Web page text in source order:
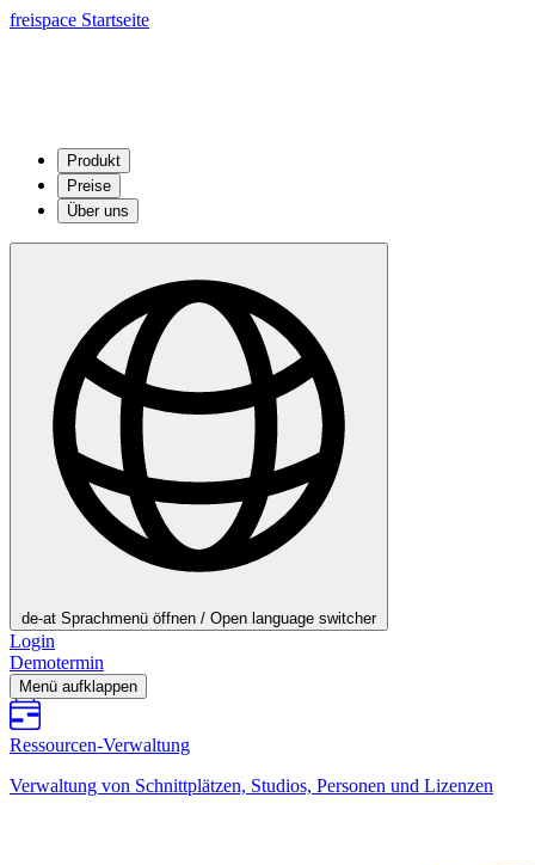
freispace Startseite
Produkt
Preise
Über uns
de-at Sprachmenü öffnen / Open language switcher
Login
Demotermin
Menü aufklappen
Ressourcen-Verwaltung
Verwaltung von Schnittplätzen, Studios, Personen und Lizenzen